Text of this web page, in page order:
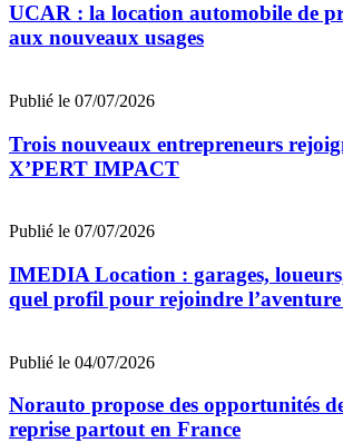
UCAR : la location automobile de
aux nouveaux usages
Publié le 07/07/2026
Trois nouveaux entrepreneurs
X’PERT IMPACT
Publié le 07/07/2026
IMEDIA Location : garages,
quel profil pour rejoindre l’aventure
Publié le 04/07/2026
Norauto propose des opportunités
reprise partout en France